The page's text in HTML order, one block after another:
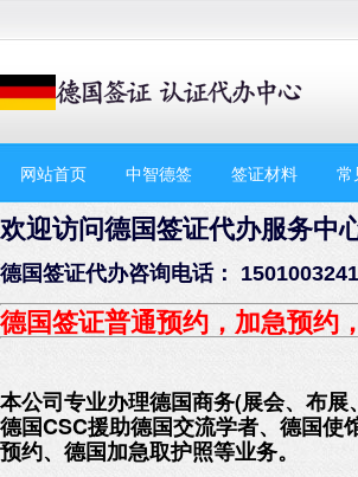
网站首页 中智德签 签证材料 常
欢迎访问德国签证代办服务中
德国签证代办咨询电话：
德国签证普通预约，加急预约
本公司专业办理德国商务(展会、布
德国CSC援助德国交流学者、德国使
预约、德国加急取护照等业务。